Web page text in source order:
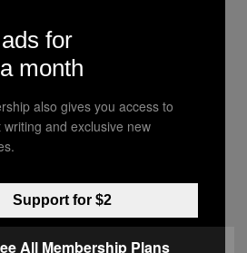
hanno costruito
dentro un
CLARKE
bottiglie di plastica
CLARKE
for
month
also gives you access to
and exclusive new
Support for $2
All Membership Plans